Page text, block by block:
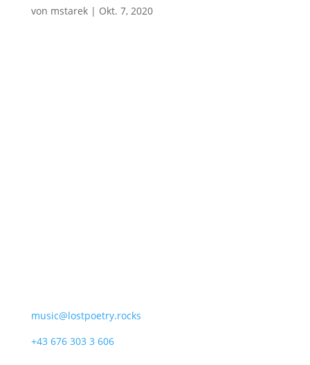
von mstarek| Okt. 7, 2020
music@lostpoetry.rocks
+43 676 303 3 606